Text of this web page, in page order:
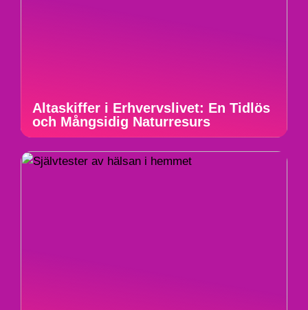
Altaskiffer i Erhvervslivet: En Tidlös
och Mångsidig Naturresurs